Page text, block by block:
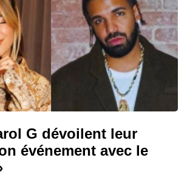
G dévoilent leur
événement avec le